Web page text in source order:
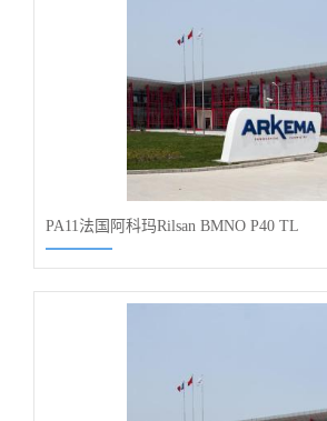
PA11法国阿科玛Rilsan BMNO P40 TL